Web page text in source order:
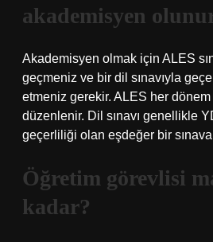
akademisyen
Akademisyen olmak için ALES
geçmeniz ve bir dil sınavıyla
etmeniz gerekir. ALES her dönem
düzenlenir. Dil sınavı genellikle
geçerliliği olan eşdeğer bir sınava
Öğretim görevlisi
kadar?